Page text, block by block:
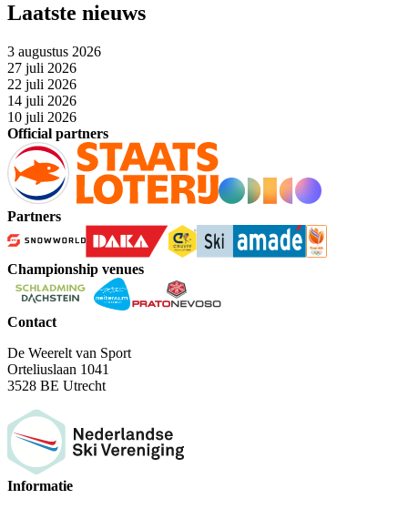
Laatste nieuws
3 augustus 2026
27 juli 2026
22 juli 2026
14 juli 2026
10 juli 2026
Official partners
Partners
Championship venues
Contact
De Weerelt van Sport
Orteliuslaan 1041
3528 BE Utrecht
Informatie